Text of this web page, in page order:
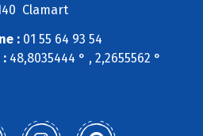
Clamart
:01 55 64 93 54
:48,8035444 ° , 2,2655562 °